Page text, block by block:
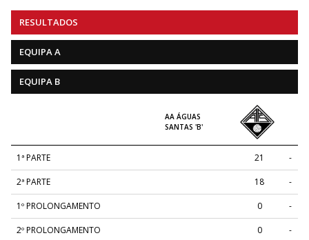
RESULTADOS
EQUIPA A
EQUIPA B
AA ÁGUAS
SANTAS 'B'
1ª PARTE 21 -
2ª PARTE 18 -
1º PROLONGAMENTO 0 -
2º PROLONGAMENTO 0 -